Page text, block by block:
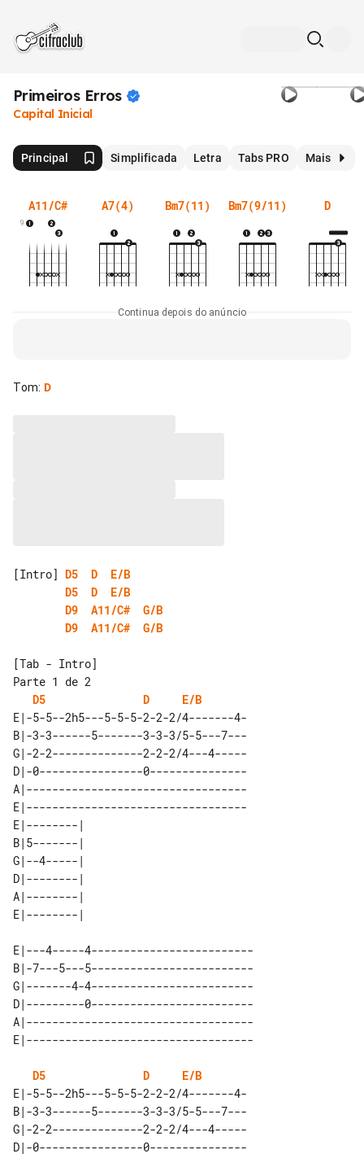
Primeiros Erros
Capital Inicial
Principal Simplificada Letra Tabs PRO Mais
A11/C#
9
A7(4) Bm7(11) Bm7(9/11) D
Continua depois do anúncio
Tom: D
[Intro] D5 D
E/B
D5
D
E/B
D9
A11/C#
G/B
D9
A11/C# G/B
[Tab - Intro]
Parte 1 de 2
D5
D
E/B
E|-5-5--2h5---5-5-5-2-2-2/4-------4-
B|-3-3------5-------3-3-3/5-5---7---
G|-2-2--------------2-2-2/4---4-----
D|-0----------------0---------------
A|----------------------------------
E|----------------------------------
E|--------|
B|5-------|
G|--4-----|
D|--------|
A|--------|
E|---4-----4-------------------------
B|-7---5---5-------------------------
G|-------4-4-------------------------
D|---------0-------------------------
A|-----------------------------------
D5 D
E/B
E|-5-5--2h5---5-5-5-2-2-2/4-------4-
B|-3-3------5-------3-3-3/5-5---7---
G|-2-2--------------2-2-2/4---4-----
D|-0----------------0---------------